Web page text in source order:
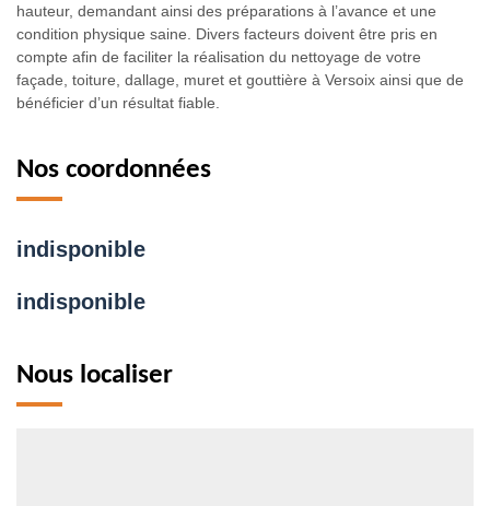
hauteur, demandant ainsi des préparations à l’avance et une
condition physique saine. Divers facteurs doivent être pris en
compte afin de faciliter la réalisation du nettoyage de votre
façade, toiture, dallage, muret et gouttière à Versoix ainsi que de
bénéficier d’un résultat fiable.
Nos coordonnées
indisponible
indisponible
Nous localiser